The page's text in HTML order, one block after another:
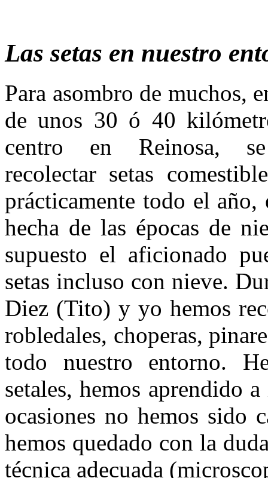
Las setas en nuestro
Para asombro de muchos,
de unos 30 ó 40
centro en Reinosa,
recolectar setas
prácticamente todo el año,
hecha de las épocas de
supuesto el aficionado
setas incluso con nieve.
Diez (Tito) y yo hemos
robledales, chope­ras,
todo nuestro entorno.
setales, hemos aprendido
ocasiones no hemos sido
hemos quedado con la
técnica adecuada